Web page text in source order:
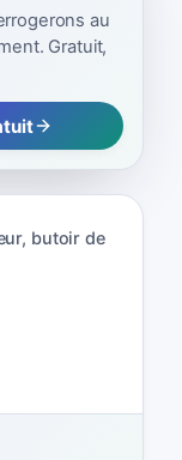
au
Gratuit,
, butoir de